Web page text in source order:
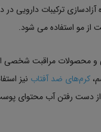
آزادسازی ترکیبات دارویی
از مو استفاده می شود.
و محصولات مراقبت شخصی
کرم‌های ضد آفتاب نیز
دست رفتن آب محتوای